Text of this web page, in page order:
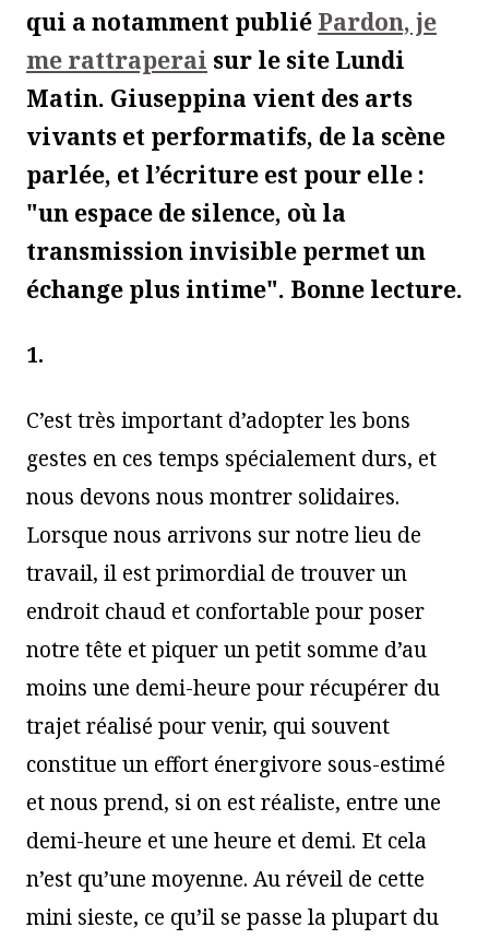
qui a notamment publié Pardon, je
me rattraperai sur le site Lundi
Matin. Giuseppina vient des arts
vivants et performatifs, de la scène
parlée, et l’écriture est pour elle :
"un espace de silence, où la
transmission invisible permet un
échange plus intime". Bonne lecture.
1.
C’est très important d’adopter les bons
gestes en ces temps spécialement durs, et
nous devons nous montrer solidaires.
Lorsque nous arrivons sur notre lieu de
travail, il est primordial de trouver un
endroit chaud et confortable pour poser
notre tête et piquer un petit somme d’au
moins une demi-heure pour récupérer du
trajet réalisé pour venir, qui souvent
constitue un effort énergivore sous-estimé
et nous prend, si on est réaliste, entre une
demi-heure et une heure et demi. Et cela
n’est qu’une moyenne. Au réveil de cette
mini sieste, ce qu’il se passe la plupart du